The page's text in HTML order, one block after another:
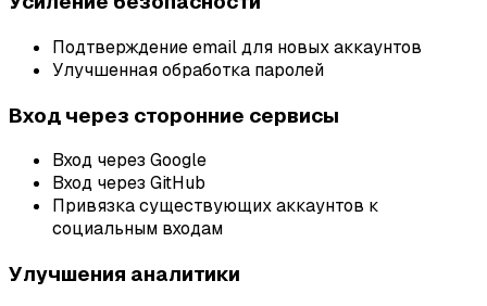
Подтверждение email для новых аккаунтов
Улучшенная обработка паролей
Вход через сторонние сервисы
Вход через Google
Вход через GitHub
Привязка существующих аккаунтов к
социальным входам
Улучшения аналитики